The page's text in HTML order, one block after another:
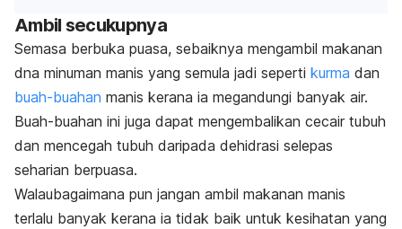
Ambil secukupnya
Semasa berbuka puasa, sebaiknya mengambil makanan
dna minuman manis yang semula jadi seperti kurma dan
buah-buahan manis kerana ia megandungi banyak air.
Buah-buahan ini juga dapat mengembalikan cecair tubuh
dan mencegah tubuh daripada dehidrasi selepas
seharian berpuasa.
Walaubagaimana pun jangan ambil makanan manis
terlalu banyak kerana ia tidak baik untuk kesihatan yang